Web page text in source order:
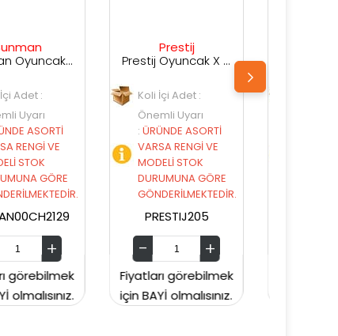
Koli İçi Adet :
Önemli Uyarı
: ÜRÜNDE ASORTİ
VARSA RENGİ VE
MODELİ STOK
DURUMUNA GÖRE
GÖNDERİLMEKTEDİR.
PRESTIJ205
Fiyatları görebilmek
için BAYİ olmalısınız.
Prestij Oyuncak Kutulu Su Silahı
Koli İçi Adet :
Önemli Uyarı
: ÜRÜNDE ASORTİ
VARSA RENGİ VE
MODELİ STOK
DURUMUNA GÖRE
GÖNDERİLMEKTEDİR.
PRESTIJ203
Fiyatları görebilmek
için BAYİ olmalısınız.